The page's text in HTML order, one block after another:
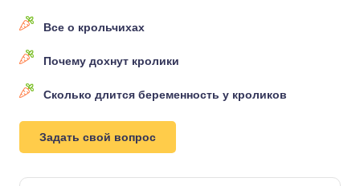
Все о крольчихах
Почему дохнут кролики
Сколько длится беременность у кроликов
Задать свой вопрос